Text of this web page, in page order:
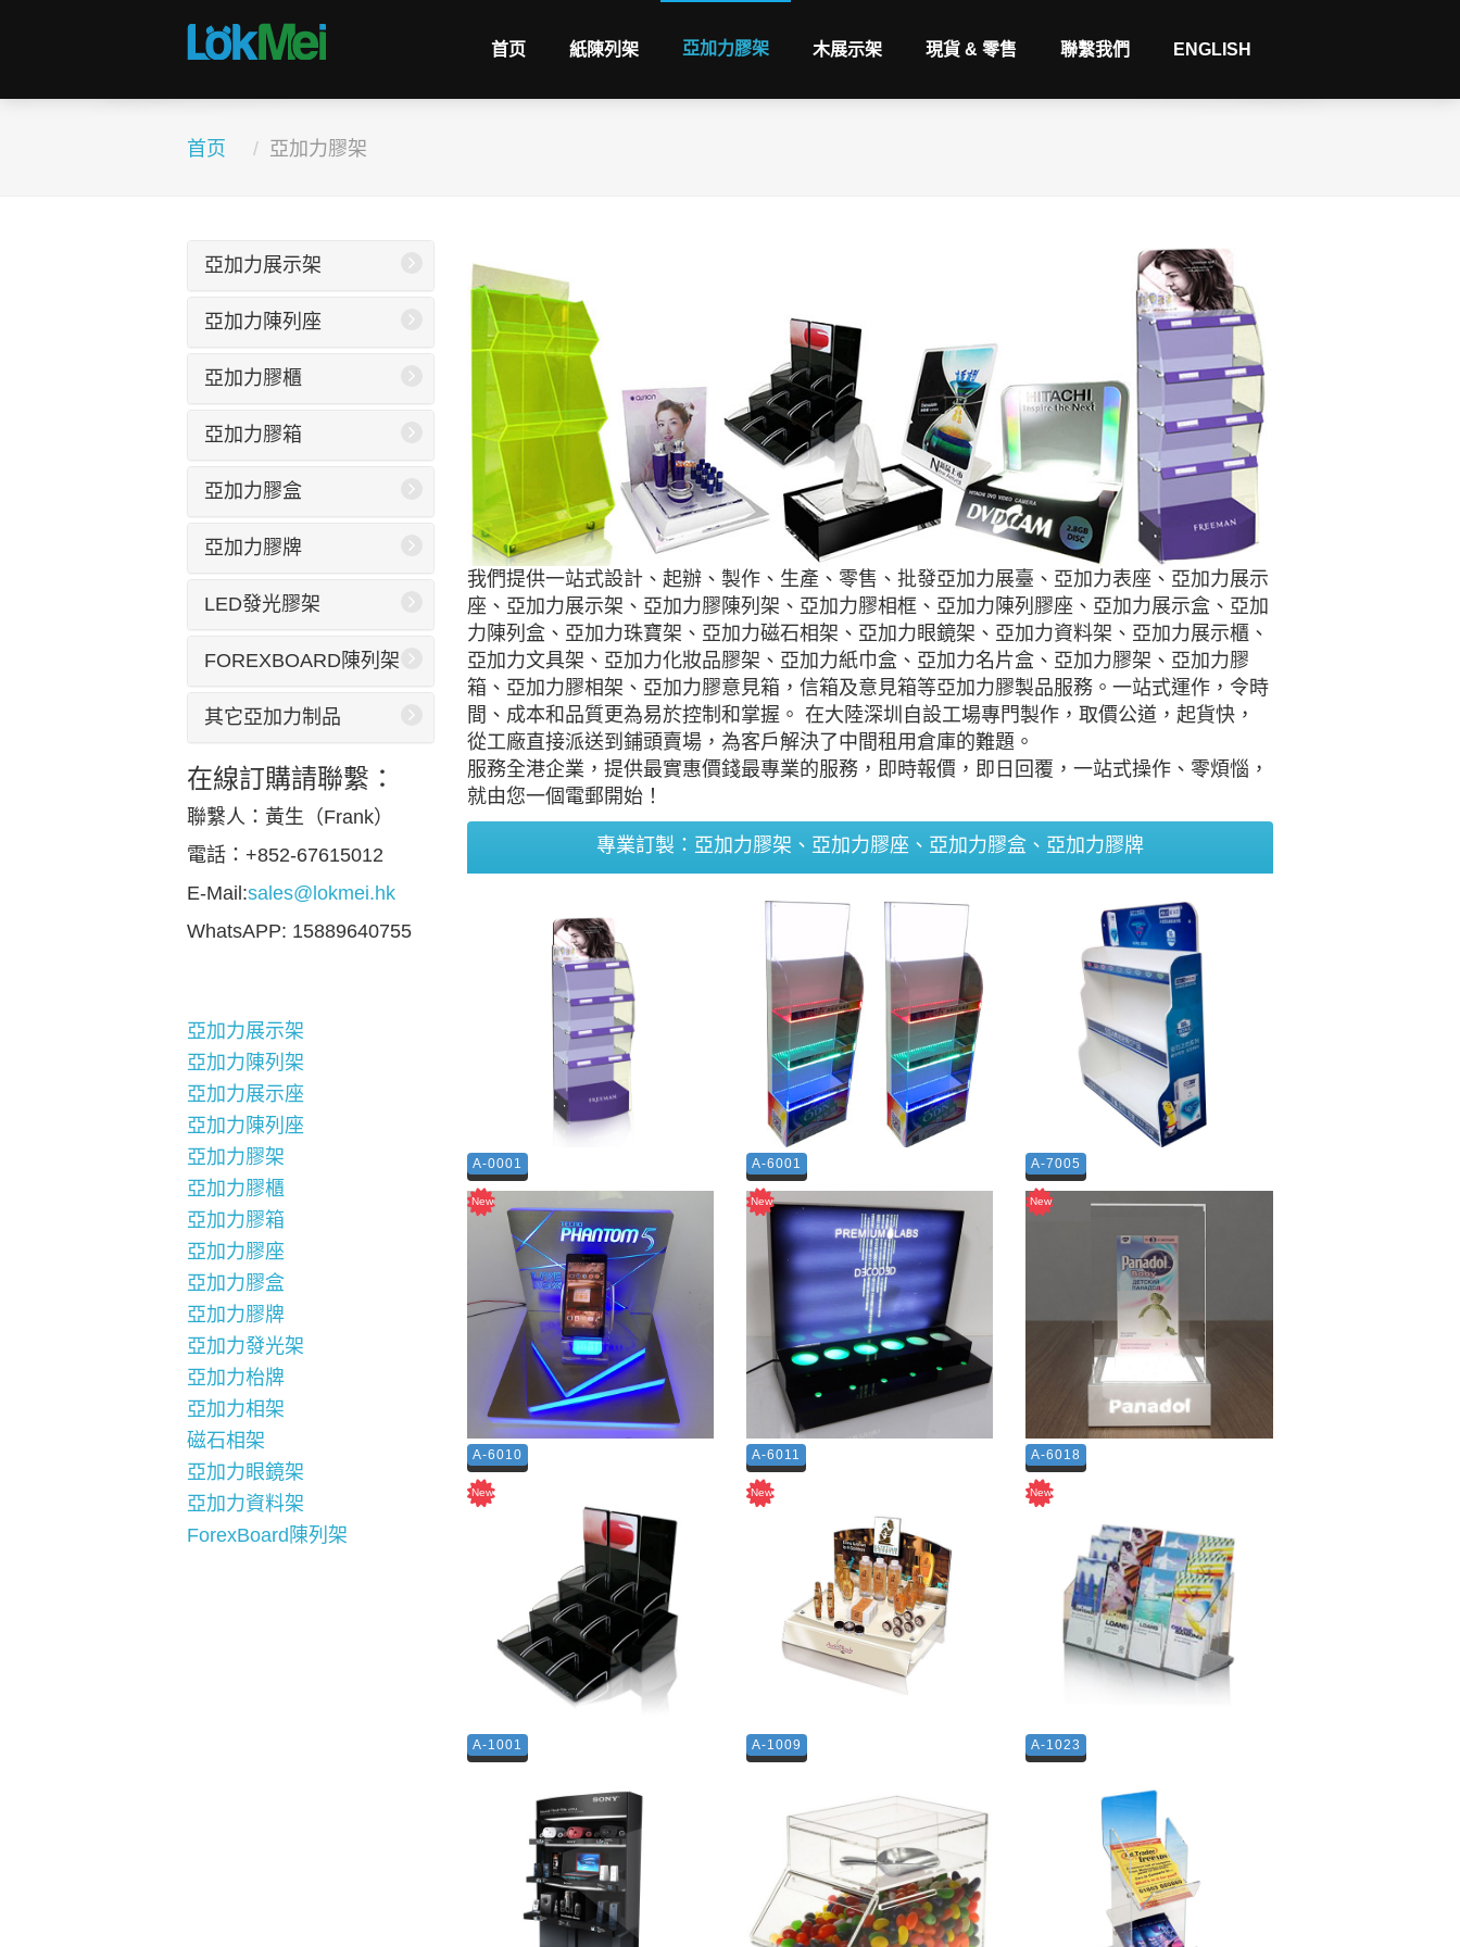
首页 紙陳列架 亞加力膠架 木展示架 現貨 & 零售 聯繫我們 ENGLISH
首页 亞加力膠架
亞加力展示架
亞加力陳列座
亞加力膠櫃
亞加力膠箱
亞加力膠盒
亞加力膠牌
LED發光膠架
FOREXBOARD陳列架
其它亞加力制品
在線訂購請聯繫：
聯繫人：黃生（Frank）
電話：+852-67615012
E-Mail:sales@lokmei.hk
WhatsAPP: 15889640755
亞加力展示架
亞加力陳列架
亞加力展示座
亞加力陳列座
亞加力膠架
亞加力膠櫃
亞加力膠箱
亞加力膠座
亞加力膠盒
亞加力膠牌
亞加力發光架
亞加力枱牌
亞加力相架
磁石相架
亞加力眼鏡架
亞加力資料架
ForexBoard陳列架
我們提供一站式設計、起辦、製作、生產、零售、批發亞加力展臺、亞加力表座、亞加力展示
座、亞加力展示架、亞加力膠陳列架、亞加力膠相框、亞加力陳列膠座、亞加力展示盒、亞加
力陳列盒、亞加力珠寶架、亞加力磁石相架、亞加力眼鏡架、亞加力資料架、亞加力展示櫃、
亞加力文具架、亞加力化妝品膠架、亞加力紙巾盒、亞加力名片盒、亞加力膠架、亞加力膠
箱、亞加力膠相架、亞加力膠意見箱，信箱及意見箱等亞加力膠製品服務。一站式運作，令時
間、成本和品質更為易於控制和掌握。 在大陸深圳自設工場專門製作，取價公道，起貨快，
從工廠直接派送到鋪頭賣場，為客戶解決了中間租用倉庫的難題。
服務全港企業，提供最實惠價錢最專業的服務，即時報價，即日回覆，一站式操作、零煩惱，
就由您一個電郵開始！
專業訂製：亞加力膠架、亞加力膠座、亞加力膠盒、亞加力膠牌
A-0001 A-6001 A-7005
A-6010 A-6011 A-6018
A-1001 A-1009 A-1023